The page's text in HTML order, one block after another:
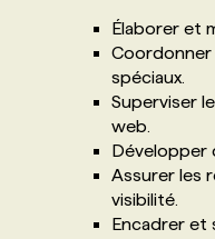
Élaborer et
Coordonner
spéciaux.
Superviser
web.
Développer
Assurer les
visibilité.
Encadrer et